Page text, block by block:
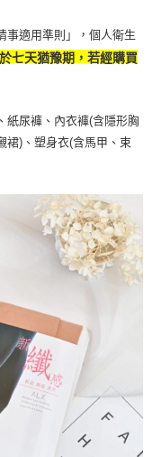
度並採取法律行動。
事適用準則」，個人衛生
七天猶豫期，若經購買
紙尿褲、內衣褲(含隱形胸
裙)、塑身衣(含馬甲、束